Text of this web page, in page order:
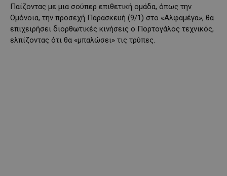
Παίζοντας με μια σούπερ επιθετική ομάδα, όπως την
Ομόνοια, την προσεχή Παρασκευή (9/1) στο «Αλφαμέγα», θα
επιχειρήσει διορθωτικές κινήσεις ο Πορτογάλος τεχνικός,
ελπίζοντας ότι θα «μπαλώσει» τις τρύπες.